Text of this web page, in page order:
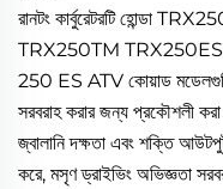
রানটং কার্বুরেটরটি হোন্ডা
TRX250TM
250 ES ATV কোয়াড মডেলগুলির
সরবরাহ করার জন্য প্রকৌশলী করা
জ্বালানি দক্ষতা এবং শক্তি
করে, মসৃণ ড্রাইভিং অভিজ্ঞতা